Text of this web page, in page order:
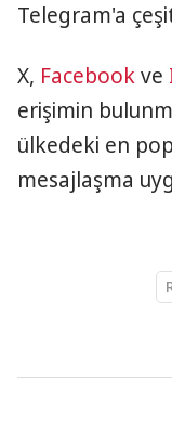
Telegram'a
X, Facebookve
erişimin
ülkedeki en
mesajlaşma